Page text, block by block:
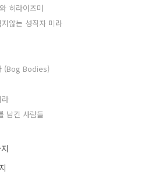
히라이즈미
않는 성직자 미라
(Bog Bodies)
남긴 사람들